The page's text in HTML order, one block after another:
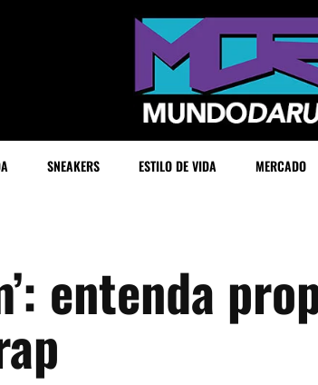
SNEAKERS ESTILO DE VIDA MERCADO
entenda